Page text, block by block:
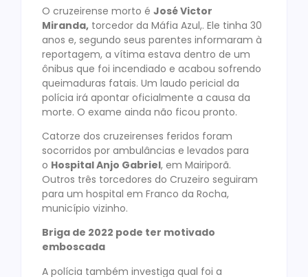
O cruzeirense morto é José Victor
Miranda, torcedor da Máfia Azul,. Ele tinha 30
anos e, segundo seus parentes informaram à
reportagem, a vítima estava dentro de um
ônibus que foi incendiado e acabou sofrendo
queimaduras fatais. Um laudo pericial da
polícia irá apontar oficialmente a causa da
morte. O exame ainda não ficou pronto.
Catorze dos cruzeirenses feridos foram
socorridos por ambulâncias e levados para
o Hospital Anjo Gabriel, em Mairiporã.
Outros três torcedores do Cruzeiro seguiram
para um hospital em Franco da Rocha,
município vizinho.
Briga de 2022 pode ter motivado
emboscada
A polícia também investiga qual foi a